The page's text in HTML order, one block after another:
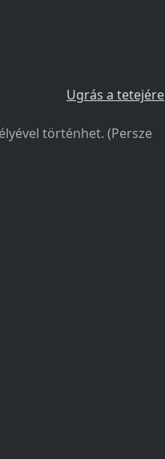
Ugrás a tetejére
történhet. (Persze